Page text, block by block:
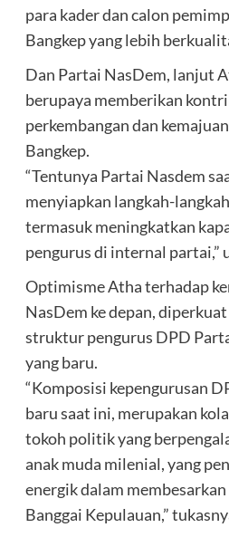
para kader dan calon
Bangkep yang lebih
Dan Partai NasDem, lanjut
berupaya memberikan
perkembangan dan
Bangkep.
“Tentunya Partai Nasdem
menyiapkan langkah-
termasuk meningkatkan
pengurus di internal partai,”
Optimisme Atha terhadap
NasDem ke depan,
struktur pengurus DPD
yang baru.
“Komposisi kepengurusan
baru saat ini, merupakan
tokoh politik yang
anak muda milenial, yang
energik dalam
Banggai Kepulauan,”